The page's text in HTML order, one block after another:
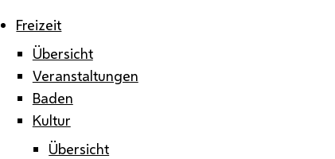
Freizeit
Übersicht
Veranstaltungen
Baden
Kultur
Übersicht